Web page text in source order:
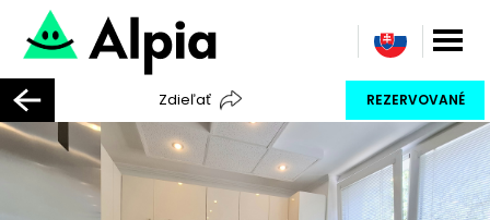
Zdieľať REZERVOVANÉ